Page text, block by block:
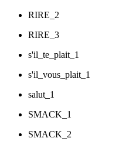
RIRE_2
RIRE_3
s'il_te_plait_1
s'il_vous_plait_1
salut_1
SMACK_1
SMACK_2